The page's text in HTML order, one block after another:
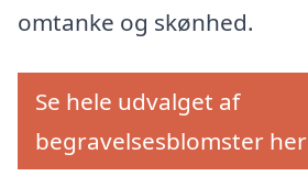
omtanke og skønhed.
Se hele udvalget af
begravelsesblomster her